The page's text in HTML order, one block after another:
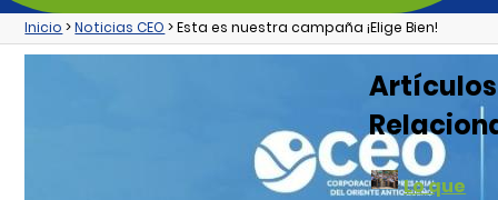
Inicio >Noticias CEO > Esta es nuestra campaña ¡Elige Bien!
Artículos
Lo que